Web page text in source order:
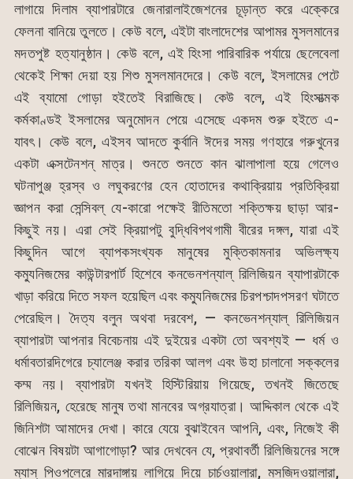
লাগায়ে দিলাম ব্যাপারটারে জেনারালাইজেশনের চূড়ান্ত করে এক্কেরে
ফেলনা বানিয়ে তুলতে। কেউ বলে, এইটা বাংলাদেশের আপামর মুসলমানের
মদতপুষ্ট হত্যানুষ্ঠান। কেউ বলে, এই হিংসা পারিবারিক পর্যায়ে ছেলেবেলা
থেকেই শিক্ষা দেয়া হয় শিশু মুসলমানদেরে। কেউ বলে, ইসলামের পেটে
এই ব্যামো গোড়া হইতেই বিরাজিছে। কেউ বলে, এই হিংসাত্মক
কর্মকাণ্ডই ইসলামের অনুমোদন পেয়ে এসেছে একদম শুরু হইতে এ-
যাবৎ। কেউ বলে, এইসব আদতে কুর্বানি ঈদের সময় গণহারে গরুখুনের
একটা এক্সটেনশন্ মাত্র। শুনতে শুনতে কান ঝালাপালা হয়ে গেলেও
ঘটনাপুঞ্জ হ্রস্ব ও লঘুকরণের হেন হোতাদের কথাক্রিয়ায় প্রতিক্রিয়া
জ্ঞাপন করা সেন্সিবল্ যে-কারো পক্ষেই রীতিমতো শক্তিক্ষয় ছাড়া আর-
কিছুই নয়। এরা সেই ক্রিয়াপটু বুদ্ধিবিপথগামী বীরের দঙ্গল, যারা এই
কিছুদিন আগে ব্যাপকসংখ্যক মানুষের মুক্তিকামনার অভিলক্ষ্য
কম্যুনিজমের কাউন্টারপার্ট হিশেবে কনভেনশন্যাল্ রিলিজিয়ন ব্যাপারটাকে
খাড়া করিয়ে দিতে সফল হয়েছিল এবং কম্যুনিজমের চিরপশ্চাদপসরণ ঘটাতে
পেরেছিল। দৈত্য বলুন অথবা দরবেশ, — কনভেনশন্যাল্ রিলিজিয়ন
ব্যাপারটা আপনার বিবেচনায় এই দুইয়ের একটা তো অবশ্যই — ধর্ম ও
ধর্মাবতারদিগেরে চ্যালেঞ্জ করার তরিকা আলগ এবং উহা চালানো সক্কলের
কম্ম নয়। ব্যাপারটা যখনই হিস্টিরিয়ায় গিয়েছে, তখনই জিতেছে
রিলিজিয়ন, হেরেছে মানুষ তথা মানবের অগ্রযাত্রা। আদ্দিকাল থেকে এই
জিনিশটা আমাদের দেখা। কারে যেয়ে বুঝাইবেন আপনি, এবং, নিজেই কী
বোঝেন বিষয়টা আগাগোড়া? আর দেখবেন যে, প্রথাবর্তী রিলিজিয়নের সঙ্গে
ম্যাস্ পিওপলেরে মারদাঙ্গায় লাগিয়ে দিয়ে চার্চওয়ালারা, মসজিদওয়ালারা,